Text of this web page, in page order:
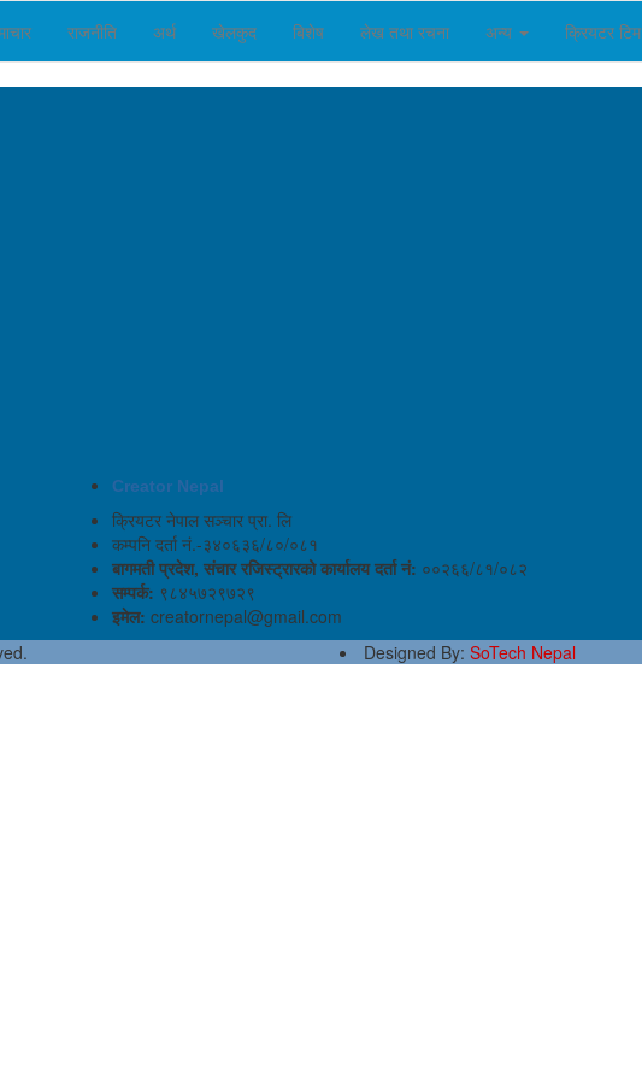
राजनीति अर्थ खेलकुद बिशेष लेख तथा रचना अन्य क्रियटर टिम
Creator Nepal
क्रियटर नेपाल सञ्चार प्रा. लि
कम्पनि दर्ता नं.-३४०६३६/८०/०८१
बागमती प्रदेश, संचार रजिस्ट्रारको कार्यालय दर्ता नं: ००२६६/८१/०८२
सम्पर्क: ९८४५७२९७२९
इमेल: creatornepal@gmail.com
Designed By: SoTech Nepal